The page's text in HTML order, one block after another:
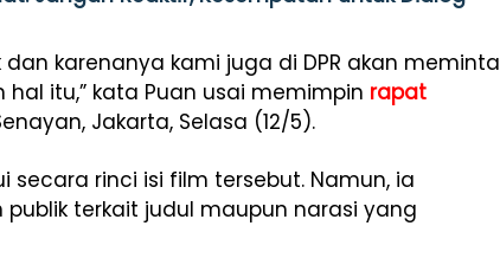
karenanya kami juga di DPR akan meminta
itu,” kata Puan usai memimpin rapat
Jakarta, Selasa (12/5).
rinci isi film tersebut. Namun, ia
terkait judul maupun narasi yang